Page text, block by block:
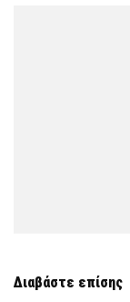
Διαβάστε επίσης